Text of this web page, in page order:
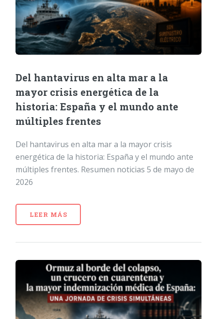
Del hantavirus en alta mar a la
mayor crisis energética de la
historia: España y el mundo ante
múltiples frentes
Del hantavirus en alta mar a la mayor crisis
energética de la historia: España y el mundo ante
múltiples frentes. Resumen noticias 5 de mayo de
2026
LEER MÁS